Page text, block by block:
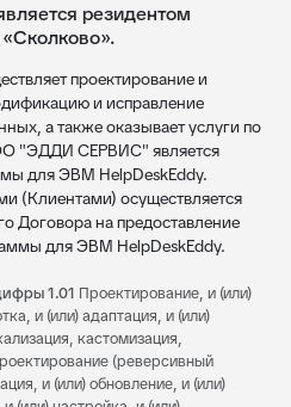
резидентом
проектирование и
и исправление
а также оказывает услуги по
"ЭДДИ СЕРВИС" является
для ЭВМ HelpDeskEddy.
(Клиентами) осуществляется
Договора на предоставление
для ЭВМ HelpDeskEddy.
1.01 Проектирование, и (или)
и (или) адаптация, и (или)
кастомизация,
(реверсивный
и (или) обновление, и (или)